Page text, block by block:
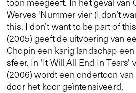
toon meegeeft. In het geval van
Werves 'Nummer vier (I don’t
this, I don’t want to be part of
(2005) geeft de uitvoering van
Chopin een karig landschap
sfeer. In 'It Will All End In Tears'
(2006) wordt een ondertoon
door het koor geïntensiveerd.